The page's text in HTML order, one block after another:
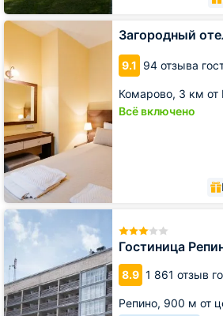
Загородный
9.1 94 отзыва
Комарово, 3 км от
Всё включено
Загородный
Гостиница
8.9 1 861 отзыв
Репино, 900 м от
Гостиница
Репинская